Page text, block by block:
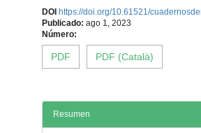
Contenido
principal
del
DOI https://doi.org/10.61521/
Publicado: ago 1, 2023
Número:
PDF PDF (Català)
Resumen